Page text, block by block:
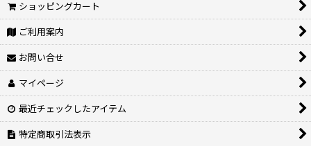
ショッピングカート
ご利用案内
お問い合せ
マイページ
最近チェックしたアイテム
特定商取引法表示